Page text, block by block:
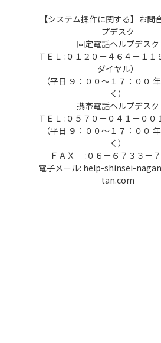
電子署名
(2) (1)の
のとしま
(3) 利用
認証に
(4) 構
６ 利用
(1) 利用
(2) 他者
(3) 安全
(4) 利用
は、速
(5) 利
は、構
(6) 構
本サー
【システム操作に関する】お問
プデスク
固定電話ヘルプデスク
ＴＥＬ :０１２０－４６４－１１
ダイヤル）
（平日 ９：００～１７：００
く）
携帯電話ヘルプデスク
ＴＥＬ :０５７０－０４１－００
（平日 ９：００～１７：００
く）
ＦＡＸ :０６－６７３３－
電子メール: help-shinsei-
tan.com